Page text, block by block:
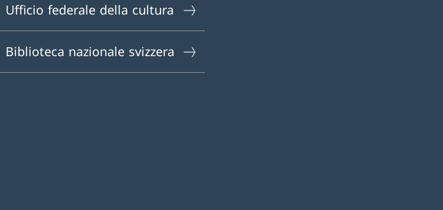
Ufficio federale della cultura
Biblioteca nazionale svizzera